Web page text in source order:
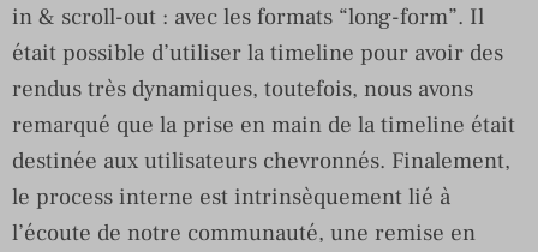
in & scroll-out : avec les formats “long-form”. Il
était possible d’utiliser la timeline pour avoir des
rendus très dynamiques, toutefois, nous avons
remarqué que la prise en main de la timeline était
destinée aux utilisateurs chevronnés. Finalement,
le process interne est intrinsèquement lié à
l’écoute de notre communauté, une remise en